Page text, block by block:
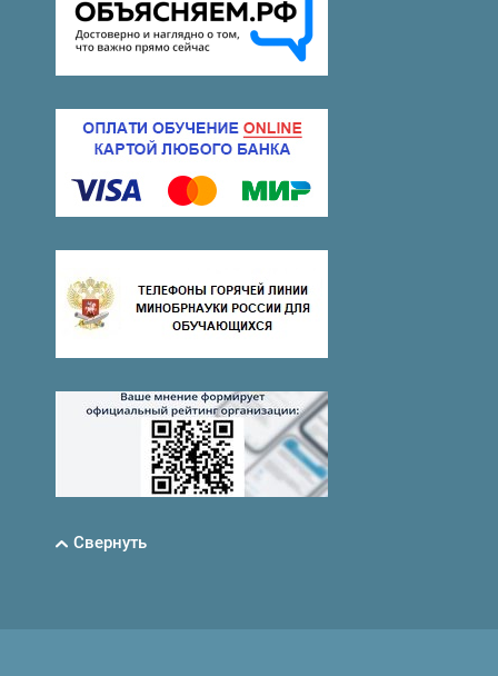
Свернуть